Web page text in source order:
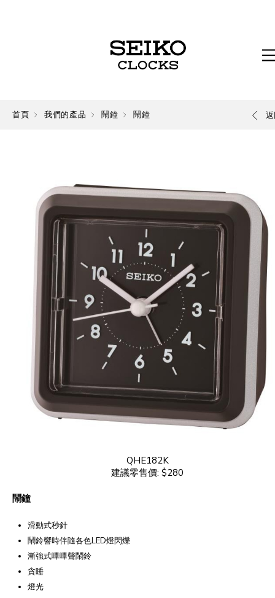
首頁 我們的產品 鬧鐘 鬧鐘
QHE182K
建議零售價: $280
鬧鐘
滑動式秒針
鬧鈴響時伴隨各色LED燈閃爍
漸強式嗶嗶聲鬧鈴
貪睡
燈光